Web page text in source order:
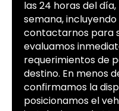
las 24 horas del
semana,
contactarnos para
evaluamos
requerimientos de
destino. En menos
confirmamos la
posicionamos el